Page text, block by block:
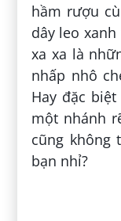
hầm rượu
dây leo
xa xa là
nhấp nhô
Hay đặc
một nhánh
cũng không
bạn nhỉ?